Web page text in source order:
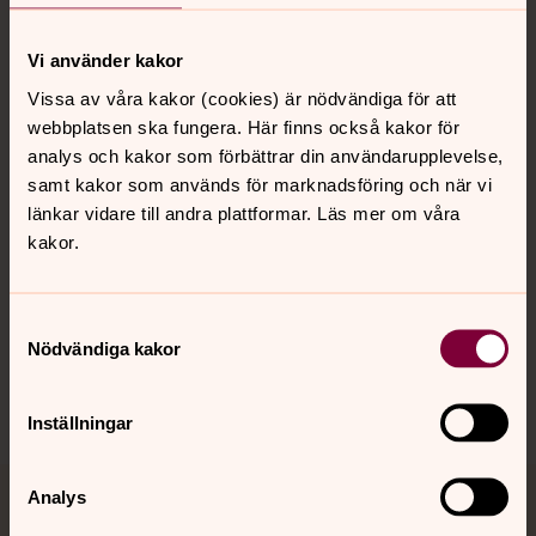
Vi använder kakor
Vissa av våra kakor (cookies) är nödvändiga för att
webbplatsen ska fungera. Här finns också kakor för
analys och kakor som förbättrar din användarupplevelse,
samt kakor som används för marknadsföring och när vi
länkar vidare till andra plattformar. Läs mer om våra
kakor.
Nödvändiga kakor
Inställningar
Analys
Kontakt
Kalender
Hitta snabbt